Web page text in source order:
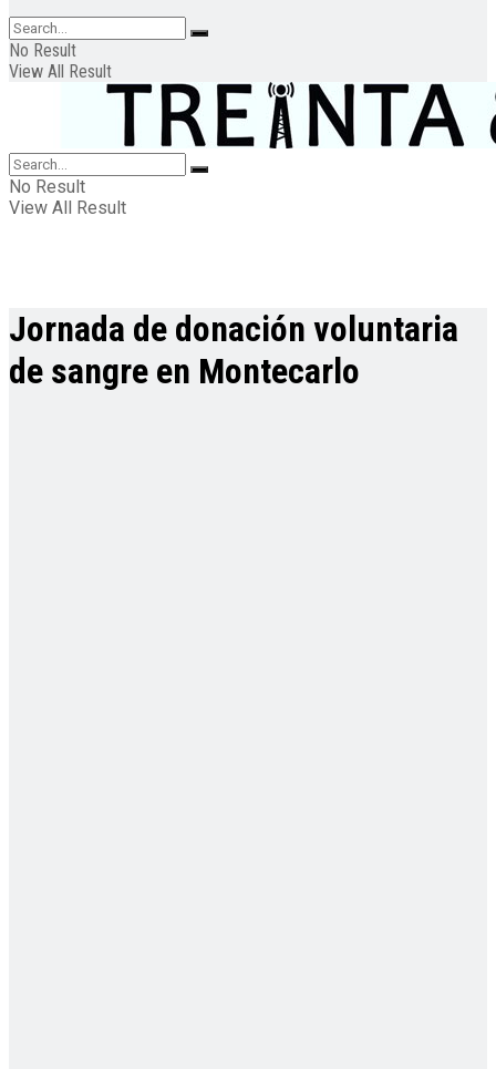
No Result
View All Result
No Result
View All Result
Jornada de donación voluntaria
de sangre en Montecarlo